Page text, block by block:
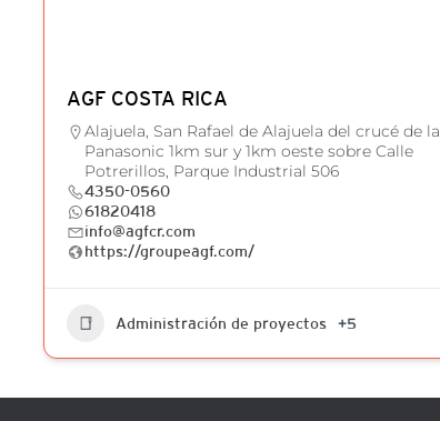
AGF COSTA RICA
Alajuela, San Rafael de Alajuela del crucé de la
Panasonic 1km sur y 1km oeste sobre Calle
Potrerillos, Parque Industrial 506
4350-0560
61820418
info@agfcr.com
https://groupeagf.com/
Administración de proyectos +5